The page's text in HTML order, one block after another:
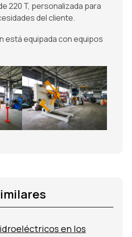
220 T, personalizada para
del cliente.
está equipada con equipos
en los